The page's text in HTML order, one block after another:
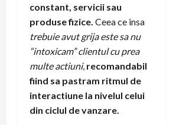
constant, servicii sau
produse fizice. Ceea ce insa
trebuie avut grija este sa nu
“intoxicam” clientul cu prea
multe actiuni, recomandabil
fiind sa pastram ritmul de
interactiune la nivelul celui
din ciclul de vanzare.